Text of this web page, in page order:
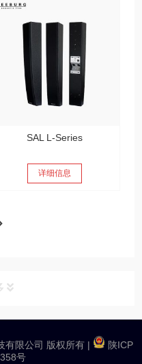
SAL L-Series
详细信息
有限公司 版权所有|
陕ICP
号